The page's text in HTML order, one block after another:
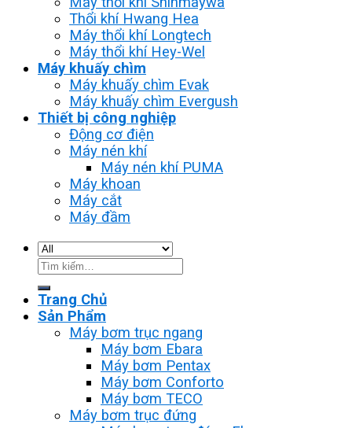
Thổi khí Hwang Hea
Máy thổi khí Longtech
Máy thổi khí Hey-Wel
Máy khuấy chìm
Máy khuấy chìm Evak
Máy khuấy chìm Evergush
Thiết bị công nghiệp
Động cơ điện
Máy nén khí
Máy nén khí PUMA
Máy khoan
Máy cắt
Máy đầm
Tìm
Trang Chủ
Sản Phẩm
Máy bơm trục ngang
Máy bơm Ebara
Máy bơm Pentax
Máy bơm Conforto
Máy bơm TECO
Máy bơm trục đứng